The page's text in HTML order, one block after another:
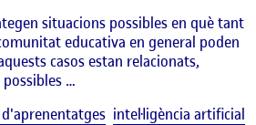
situacions possibles en què tant
educativa en general poden
casos estan relacionats,
possibles …
intel·ligència artificial